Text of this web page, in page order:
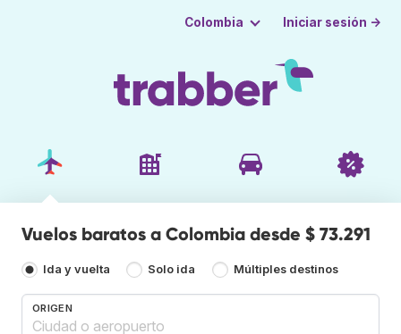
Colombia Iniciar sesión →
Vuelos baratos a Colombia desde $ 73.291
Ida y vuelta Solo ida Múltiples destinos
ORIGEN